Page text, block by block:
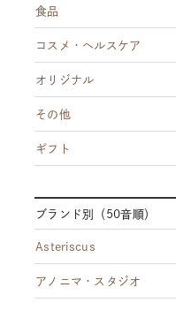
食品
コスメ・ヘルスケア
オリジナル
その他
ギフト
ブランド別（50音順）
Asteriscus
アノニマ・スタジオ